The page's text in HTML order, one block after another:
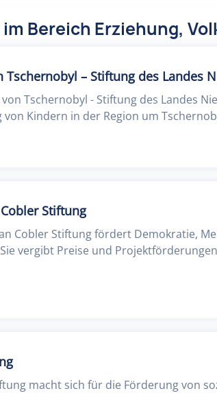
Bereich Erziehung,
Tschernobyl – Stiftung des Landes
Tschernobyl - Stiftung des Landes
von Kindern in der Region um
Stiftung
Cobler Stiftung fördert Demokratie,
vergibt Preise und
macht sich für die Förderung von